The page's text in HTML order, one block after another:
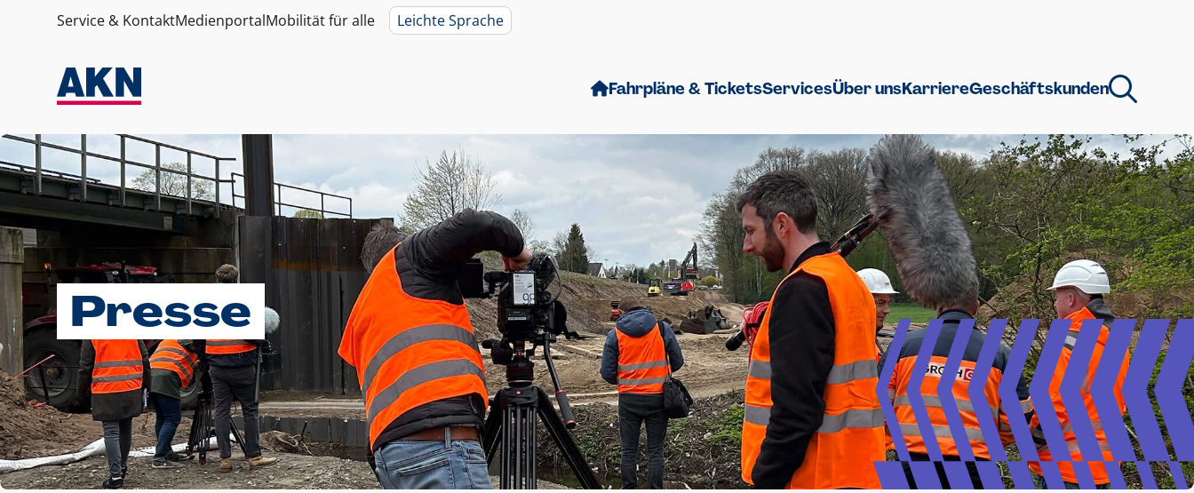
Service & KontaktMedienportalMobilität für alle Leichte Sprache
Fahrpläne & TicketsServicesÜber unsKarriereGeschäftskunden
Presse